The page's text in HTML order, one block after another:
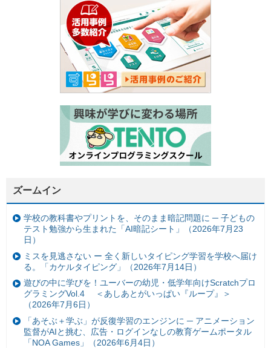
ズームイン
学校の教科書やプリントを、そのまま暗記問題に ─ 子どもの
テスト勉強から生まれた「AI暗記シート」（2026年7月23
日）
ミスを見逃さない ー 全く新しいタイピング学習を学校へ届け
る。「カケルタイピング」（2026年7月14日）
遊びの中に学びを！ユーバーの幼児・低学年向けScratchプロ
グラミングVol.4 ＜あしあとがいっぱい『ループ』＞
（2026年7月6日）
「あそぶ＋学ぶ」が反復学習のエンジンに ─ アニメーション
監督がAIと挑む、広告・ログインなしの教育ゲームポータル
「NOA Games」（2026年6月4日）